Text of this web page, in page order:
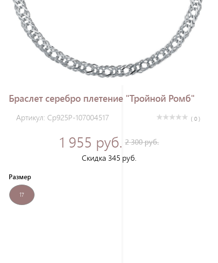
Браслет серебро плетение "Тройной Ромб"
Артикул: Ср925Р-107004517 ( 0 )
1 955 руб. 2 300 руб.
Скидка 345 руб.
Размер
17